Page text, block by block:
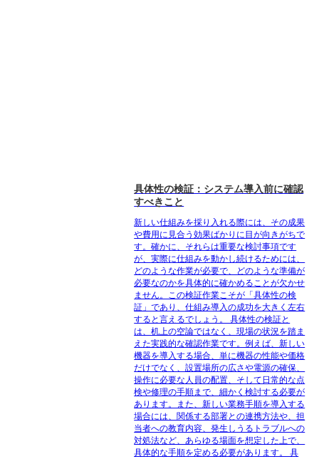
具体性の検証：システム導入前に確認
すべきこと
新しい仕組みを採り入れる際には、その成果
や費用に見合う効果ばかりに目が向きがちで
す。確かに、それらは重要な検討事項です
が、実際に仕組みを動かし続けるためには、
どのような作業が必要で、どのような準備が
必要なのかを具体的に確かめることが欠かせ
ません。この検証作業こそが「具体性の検
証」であり、仕組み導入の成功を大きく左右
すると言えるでしょう。 具体性の検証と
は、机上の空論ではなく、現場の状況を踏ま
えた実践的な確認作業です。例えば、新しい
機器を導入する場合、単に機器の性能や価格
だけでなく、設置場所の広さや電源の確保、
操作に必要な人員の配置、そして日常的な点
検や修理の手順まで、細かく検討する必要が
あります。また、新しい業務手順を導入する
場合には、関係する部署との連携方法や、担
当者への教育内容、発生しうるトラブルへの
対処法など、あらゆる場面を想定した上で、
具体的な手順を定める必要があります。 具